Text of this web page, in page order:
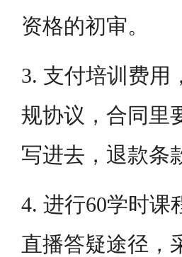
资格的初审。
3. 支付培训费用
规协议，合同里
写进去，退款条
4. 进行60学时课
直播答疑途径，